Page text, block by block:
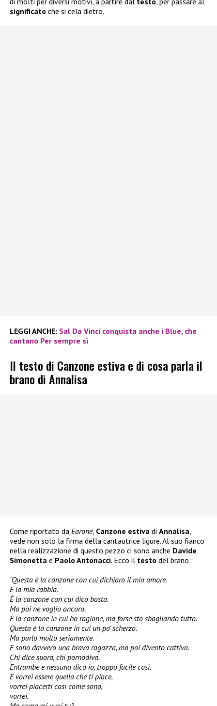
significato che si cela dietro.
LEGGI ANCHE: Sal Da Vinci conquista anche i Blue, che
cantano Per sempre sì
Il testo di Canzone estiva e di cosa parla il
brano di Annalisa
Come riportato da Earone, Canzone estiva di Annalisa
vede non solo la firma della cantautrice ligure. Al suo fianco
nella realizzazione di questo pezzo ci sono anche Davide
Simonetta e Paolo Antonacci. Ecco il testo del brano:
“Questa è la canzone con cui dichiaro il mio amore.
E la mia rabbia.
È la canzone con cui dico basta.
Ma poi ne voglio ancora.
È la canzone in cui ho ragione, ma forse sto sbagliando tutto.
Questa è la canzone in cui un po’ scherzo.
Ma parlo molto seriamente.
E sono davvero una brava ragazza, ma poi divento cattiva.
Chi dice suora, chi pornodiva.
Entrambe e nessuna dico io, troppo facile così.
E vorrei essere quella che ti piace,
vorrei piacerti così come sono,
vorrei.